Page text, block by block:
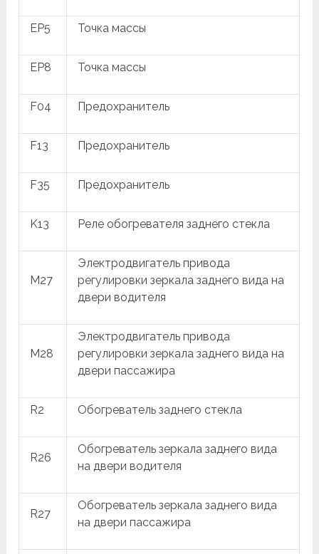
EP5 Точка массы
EP8 Точка массы
F04 Предохранитель
F13 Предохранитель
F35 Предохранитель
K13 Реле обогревателя заднего стекла
M27
Электродвигатель привода
регулировки зеркала заднего вида на
двери водителя
M28
Электродвигатель привода
регулировки зеркала заднего вида на
двери пассажира
R2 Обогреватель заднего стекла
R26
Обогреватель зеркала заднего вида
на двери водителя
R27
Обогреватель зеркала заднего вида
на двери пассажира